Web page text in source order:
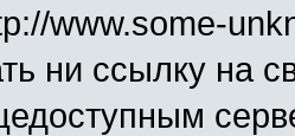
www.some-
ни ссылку на